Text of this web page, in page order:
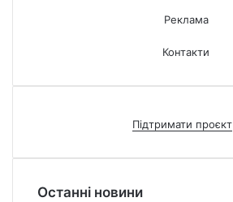
Реклама
Контакти
Підтримати проєкт
Останні новини